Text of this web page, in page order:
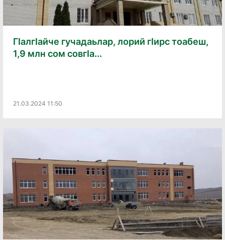
ГӀалгӀайче гучадаьлар, лорий гӀирс тоабеш,
1,9 млн сом совгӀа...
21.03.2024 11:50